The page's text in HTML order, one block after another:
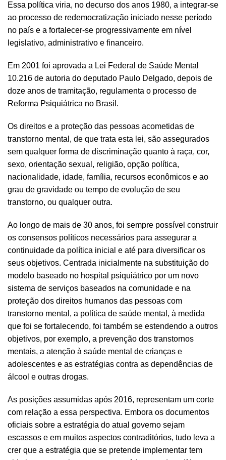
Essa política viria, no decurso dos anos 1980, a integrar-se
ao processo de redemocratização iniciado nesse período
no país e a fortalecer-se progressivamente em nível
legislativo, administrativo e financeiro.
Em 2001 foi aprovada a Lei Federal de Saúde Mental
10.216 de autoria do deputado Paulo Delgado, depois de
doze anos de tramitação, regulamenta o processo de
Reforma Psiquiátrica no Brasil.
Os direitos e a proteção das pessoas acometidas de
transtorno mental, de que trata esta lei, são assegurados
sem qualquer forma de discriminação quanto à raça, cor,
sexo, orientação sexual, religião, opção política,
nacionalidade, idade, família, recursos econômicos e ao
grau de gravidade ou tempo de evolução de seu
transtorno, ou qualquer outra.
Ao longo de mais de 30 anos, foi sempre possível construir
os consensos políticos necessários para assegurar a
continuidade da política inicial e até para diversificar os
seus objetivos. Centrada inicialmente na substituição do
modelo baseado no hospital psiquiátrico por um novo
sistema de serviços baseados na comunidade e na
proteção dos direitos humanos das pessoas com
transtorno mental, a política de saúde mental, à medida
que foi se fortalecendo, foi também se estendendo a outros
objetivos, por exemplo, a prevenção dos transtornos
mentais, a atenção à saúde mental de crianças e
adolescentes e as estratégias contra as dependências de
álcool e outras drogas.
As posições assumidas após 2016, representam um corte
com relação a essa perspectiva. Embora os documentos
oficiais sobre a estratégia do atual governo sejam
escassos e em muitos aspectos contraditórios, tudo leva a
crer que a estratégia que se pretende implementar tem